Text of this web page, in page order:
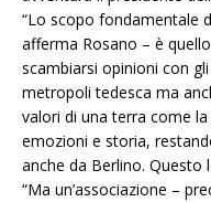
“Lo scopo fondamentale
afferma Rosano – è
scambiarsi opinioni con
metropoli tedesca ma
valori di una terra come
emozioni e storia,
anche da Berlino. Questo
“Ma un’associazione –